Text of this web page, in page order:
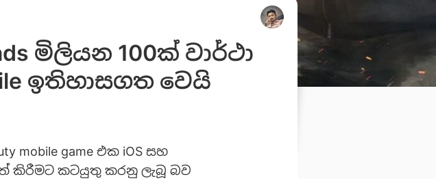
මිලියන 100ක් වාර්ථා
ඉතිහාසගත වෙයි
mobile game එක iOS සහ
කිරීමට කටයුතු කරනු ලැබූ බව